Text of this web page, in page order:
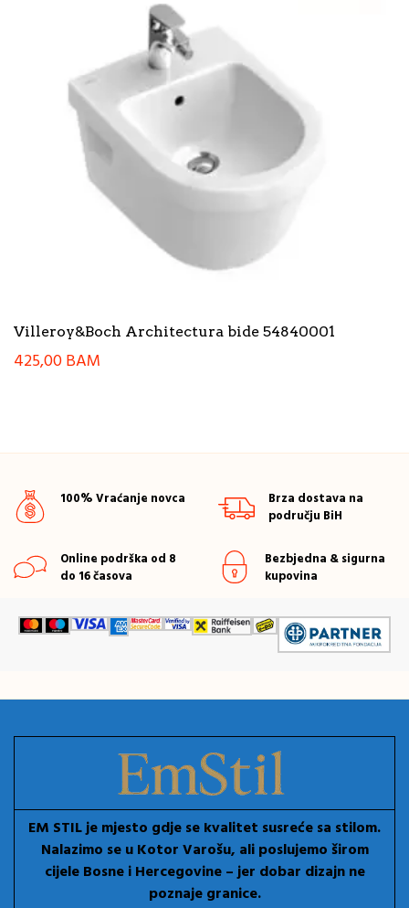
Villeroy&Boch Architectura bide 54840001
425,00BAM
100% Vraćanje novca
Brza dostava na
području BiH
Online podrška od 8
do 16 časova
Bezbjedna & sigurna
kupovina
EM STIL je mjesto gdje se kvalitet susreće sa stilom.
Nalazimo se u Kotor Varošu, ali poslujemo širom
cijele Bosne i Hercegovine – jer dobar dizajn ne
poznaje granice.